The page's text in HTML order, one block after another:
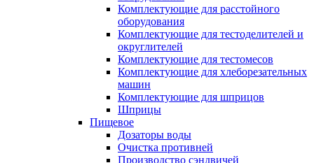
Комплектующие для расстойного
оборудования
Комплектующие для тестоделителей и
округлителей
Комплектующие для тестомесов
Комплектующие для хлеборезательных
машин
Комплектующие для шприцов
Шприцы
Пищевое
Дозаторы воды
Очистка противней
Производство сэндвичей